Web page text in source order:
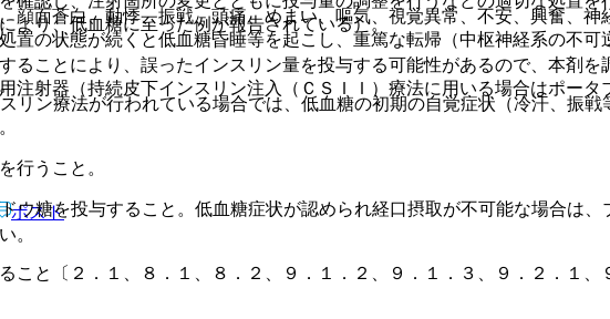
り、低血糖に至った例が報告されている）。
ことにより、誤ったインスリン量を投与する可能性があるので、本剤を
射器（持続皮下インスリン注入（ＣＳＩＩ）療法に用いる場合はポータ
。
面蒼白、動悸、振戦、頭痛、めまい、嘔気、視覚異常、不安、興奮、神
の状態が続くと低血糖昏睡等を起こし、重篤な転帰（中枢神経系の不
ン療法が行われている場合では、低血糖の初期の自覚症状（冷汗、振戦
行うこと。
糖を投与すること。低血糖症状が認められ経口摂取が不可能な場合は、
と〔２．１、８．１、８．２、９．１．２、９．１．３、９．２．１、
ポスト